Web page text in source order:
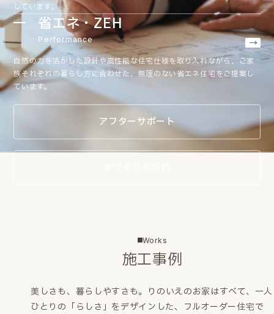
しています。
省エネ・ZEH
Performance
自然の力を活かした設計や高性能な住宅仕様を取り入れながら、ご家
族それぞれの暮らし方に合わせた、無理のない省エネ住宅をご提案し
ています。
アフターサポート
Works
施工事例
美しさも、暮らしやすさも。
りのいえのお家はすべて、一人
ひとりの「らしさ」をデザインした、フルオーダー住宅で